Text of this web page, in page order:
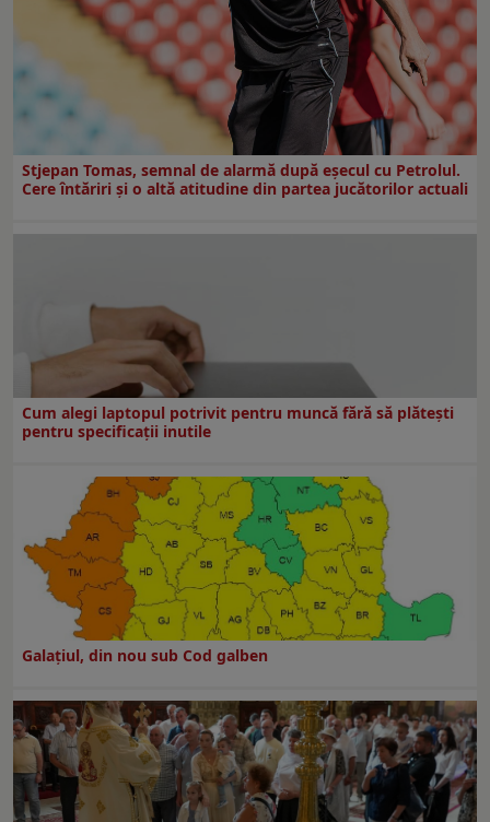
Stjepan Tomas, semnal de alarmă după eșecul cu Petrolul.
Cere întăriri și o altă atitudine din partea jucătorilor actuali
Cum alegi laptopul potrivit pentru muncă fără să plătești
pentru specificații inutile
Galaţiul, din nou sub Cod galben